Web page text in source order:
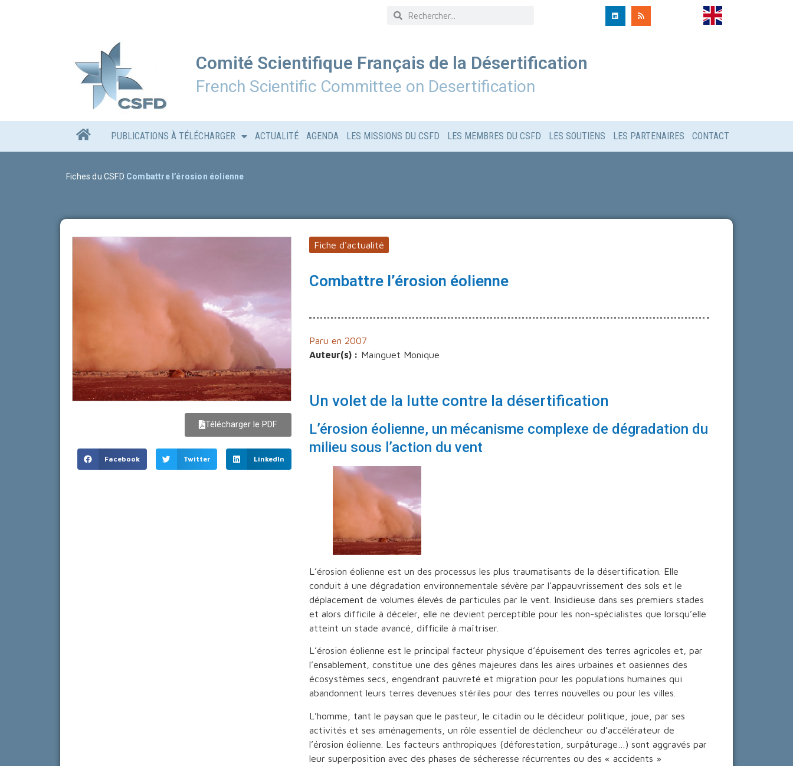
Comité Scientifique Français de la Désertification
French Scientific Committee on Desertification
PUBLICATIONS À TÉLÉCHARGER ACTUALITÉ AGENDA LES MISSIONS DU CSFD LES MEMBRES DU CSFD LES SOUTIENS LES PARTENAIRES CONTACT
Fiches du CSFD Combattre l’érosion éolienne
Télécharger le PDF
Facebook Twitter LinkedIn
Fiche d'actualité
Combattre l’érosion éolienne
Paru en 2007
Auteur(s) : Mainguet Monique
Un volet de la lutte contre la désertification
L’érosion éolienne, un mécanisme complexe de dégradation du
milieu sous l’action du vent
L’érosion éolienne est un des processus les plus traumatisants de la désertification. Elle
conduit à une dégradation environnementale sévère par l’appauvrissement des sols et le
déplacement de volumes élevés de particules par le vent. Insidieuse dans ses premiers stades
et alors difficile à déceler, elle ne devient perceptible pour les non-spécialistes que lorsqu’elle
atteint un stade avancé, difficile à maîtriser.
L’érosion éolienne est le principal facteur physique d’épuisement des terres agricoles et, par
l’ensablement, constitue une des gênes majeures dans les aires urbaines et oasiennes des
écosystèmes secs, engendrant pauvreté et migration pour les populations humaines qui
abandonnent leurs terres devenues stériles pour des terres nouvelles ou pour les villes.
L’homme, tant le paysan que le pasteur, le citadin ou le décideur politique, joue, par ses
activités et ses aménagements, un rôle essentiel de déclencheur ou d’accélérateur de
l’érosion éolienne. Les facteurs anthropiques (déforestation, surpâturage…) sont aggravés par
leur superposition avec des phases de sécheresse récurrentes ou des « accidents »